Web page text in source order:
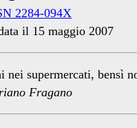
2284-094X
il 15 maggio 2007
supermercati, bensì
Fragano